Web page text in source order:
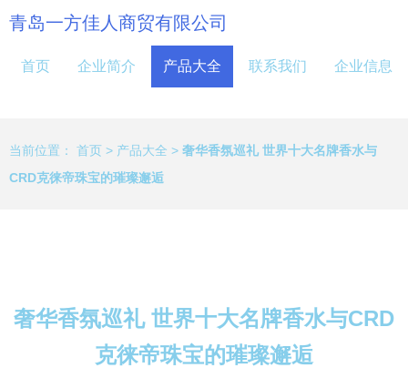
青岛一方佳人商贸有限公司
首页 企业简介 产品大全 联系我们 企业信息
当前位置： 首页 > 产品大全 > 奢华香氛巡礼 世界十大名牌香水与
CRD克徕帝珠宝的璀璨邂逅
奢华香氛巡礼 世界十大名牌香水与CRD
克徕帝珠宝的璀璨邂逅